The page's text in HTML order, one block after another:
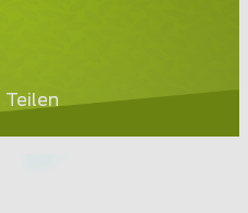
Teilen